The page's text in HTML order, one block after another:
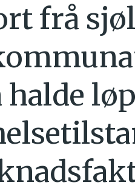
frå
halde